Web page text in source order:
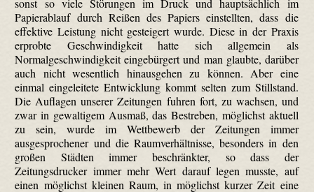
Papierablauf durch Reißen des Papiers einstellten, dass die
effektive Leistung nicht gesteigert wurde. Diese in der Praxis
erprobte Geschwindigkeit hatte sich allgemein als
Normalgeschwindigkeit eingebürgert und man glaubte, darüber
auch nicht wesentlich hinausgehen zu können. Aber eine
einmal eingeleitete Entwicklung kommt selten zum Stillstand.
Die Auflagen unserer Zeitungen fuhren fort, zu wachsen, und
zwar in gewaltigem Ausmaß, das Bestreben, möglichst aktuell
zu sein, wurde im Wettbewerb der Zeitungen immer
ausgesprochener und die Raumverhältnisse, besonders in den
großen Städten immer beschränkter, so dass der
Zeitungsdrucker immer mehr Wert darauf legen musste, auf
einen möglichst kleinen Raum, in möglichst kurzer Zeit eine